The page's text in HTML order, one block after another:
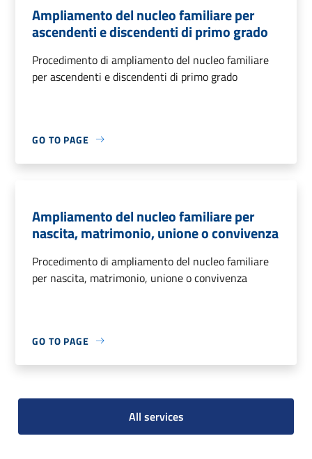
Ampliamento del nucleo familiare per
ascendenti e discendenti di primo grado
Procedimento di ampliamento del nucleo familiare
per ascendenti e discendenti di primo grado
GO TO PAGE
Ampliamento del nucleo familiare per
nascita, matrimonio, unione o convivenza
Procedimento di ampliamento del nucleo familiare
per nascita, matrimonio, unione o convivenza
GO TO PAGE
All services